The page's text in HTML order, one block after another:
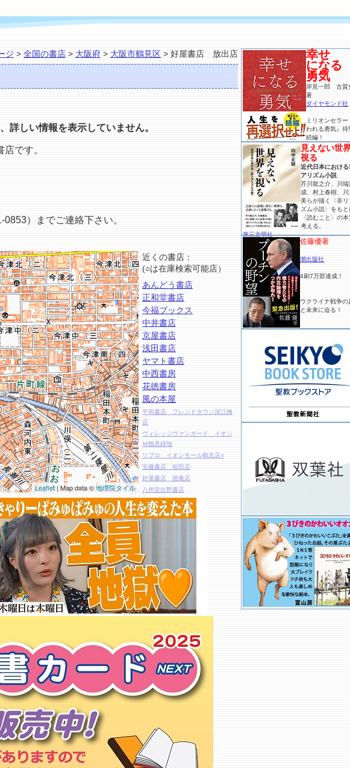
ジ > 全国の書店 > 大阪府 > 大阪市鶴見区 > 好屋書店 放出店
詳しい情報を表示していません。
です。
）までご連絡下さい。
Leaflet| Map data ©地理院タイル
近くの書店：
(○は在庫検索可能店）
あんどう書店
正和堂書店
今福ブックス
中井書店
京屋書店
浅田書店
ヤマト書店
中西書房
花徳書房
風の本屋
平和書店 フレンドタウン深江橋
店
ヴィレッジヴァンガード イオン
Ｍ鶴見緑地
リブロ イオンモール鶴見店○
安藤書店 稲田店
好屋書店 徳庵店
八州堂出野書店
西坂書店 鴫野店
アニメイト 布施店
未来屋書店 小阪店○
ブックス コワカ 茨田店
丸善 キャンパスショップ大阪商
業大学売店
大阪樟蔭女子大学生協 小阪購買
店
栗林書房
アベ書店
ＳＨＯＰ城見店
鴻池書房
大友文庫
紀伊國屋書店 京橋店○
ブックスキヨスク 森ノ宮店○
もっと詳しく
幸せ
になる
勇気
岸見一郎 古賀
著
ダイヤモンド社
ミリオンセラー
われる勇気』待
続編！
見えない世
視る
近代日本における
アリズム小説
芥川龍之介、川端
成、村上春樹、川
美らが描く〈非リ
ズム小説〉をもと
〈読むこと〉の本
考える。
第三文明社
佐藤優著
潮出版社
4刷7万部達成！
ウクライナ戦争の
と未来に迫る！